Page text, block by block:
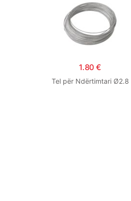
1.80€
Tel për Ndërtimtari Ø2.8